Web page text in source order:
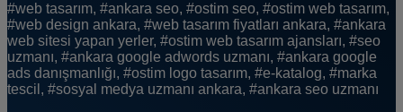
#web tasarım, #ankara seo, #ostim seo, #ostim web tasarım,
#web design ankara, #web tasarım fiyatları ankara, #ankara
web sitesi yapan yerler, #ostim web tasarım ajansları, #seo
uzmanı, #ankara google adwords uzmanı, #ankara google
ads danışmanlığı, #ostim logo tasarım, #e-katalog, #marka
tescil, #sosyal medya uzmanı ankara, #ankara seo uzmanı